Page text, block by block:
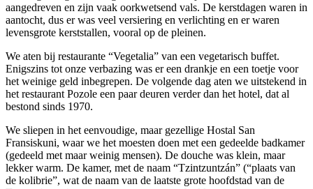
aangedreven en zijn vaak oorkwetsend vals. De kerstdagen waren in
aantocht, dus er was veel versiering en verlichting en er waren
levensgrote kerststallen, vooral op de pleinen.
We aten bij restaurante “Vegetalia” van een vegetarisch buffet.
Enigszins tot onze verbazing was er een drankje en een toetje voor
het weinige geld inbegrepen. De volgende dag aten we uitstekend in
het restaurant Pozole een paar deuren verder dan het hotel, dat al
bestond sinds 1970.
We sliepen in het eenvoudige, maar gezellige Hostal San
Fransiskuni, waar we het moesten doen met een gedeelde badkamer
(gedeeld met maar weinig mensen). De douche was klein, maar
lekker warm. De kamer, met de naam “Tzintzuntzán” (“plaats van
de kolibrie”, wat de naam van de laatste grote hoofdstad van de